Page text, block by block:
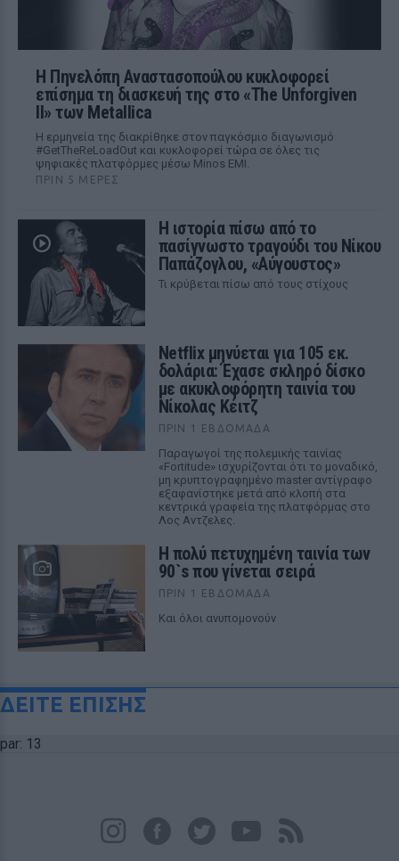
Η Πηνελόπη Αναστασοπούλου κυκλοφορεί
επίσημα τη διασκευή της στο «The Unforgiven
II» των Metallica
Η ερμηνεία της διακρίθηκε στον παγκόσμιο διαγωνισμό
#GetTheReLoadOut και κυκλοφορεί τώρα σε όλες τις
ψηφιακές πλατφόρμες μέσω Minos EMI.
ΠΡΙΝ 5 ΜΈΡΕΣ
Η ιστορία πίσω από το
πασίγνωστο τραγούδι του Νίκου
Παπάζογλου, «Αύγουστος»
Τι κρύβεται πίσω από τους στίχους
Netflix μηνύεται για 105 εκ.
δολάρια: Έχασε σκληρό δίσκο
με ακυκλοφόρητη ταινία του
Νίκολας Κέιτζ
ΠΡΙΝ 1 ΕΒΔΟΜΆΔΑ
Παραγωγοί της πολεμικής ταινίας
«Fortitude» ισχυρίζονται ότι το μοναδικό,
μη κρυπτογραφημένο master αντίγραφο
εξαφανίστηκε μετά από κλοπή στα
κεντρικά γραφεία της πλατφόρμας στο
Λος Αντζελες.
Η πολύ πετυχημένη ταινία των
90`s που γίνεται σειρά
ΠΡΙΝ 1 ΕΒΔΟΜΆΔΑ
Και όλοι ανυπομονούν
ΔΕΙΤΕ ΕΠΙΣΗΣ
par: 13